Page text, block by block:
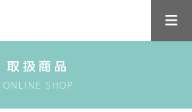
取扱商品
ONLINE SHOP